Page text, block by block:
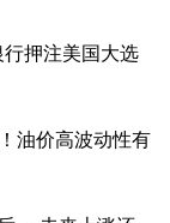
押注美国大选
油价高波动性有